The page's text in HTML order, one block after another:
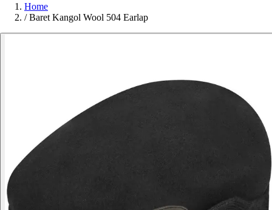
Home
/ Baret Kangol Wool 504 Earlap